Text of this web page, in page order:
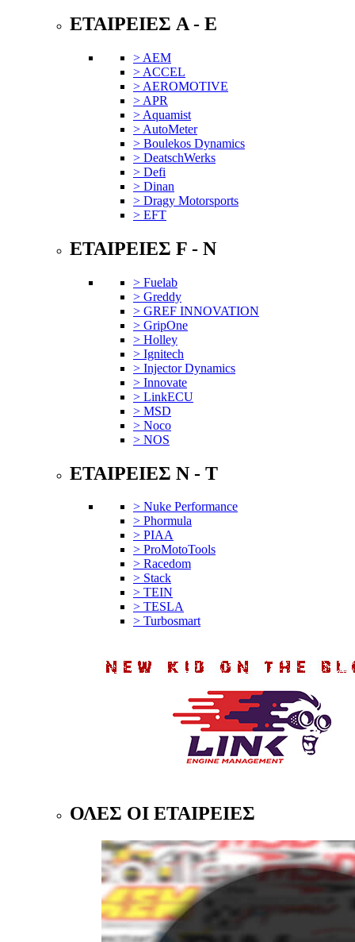
ΕΤΑΙΡΕΙΕΣ A - E
> AEM
> ACCEL
> AEROMOTIVE
> APR
> Aquamist
> AutoMeter
> Boulekos Dynamics
> DeatschWerks
> Defi
> Dinan
> Dragy Motorsports
> EFT
ΕΤΑΙΡΕΙΕΣ F - N
> Fuelab
> Greddy
> GREF INNOVATION
> GripOne
> Holley
> Ignitech
> Injector Dynamics
> Innovate
> LinkECU
> MSD
> Noco
> NOS
ΕΤΑΙΡΕΙΕΣ N - T
> Nuke Performance
> Phormula
> PIAA
> ProMotoTools
> Racedom
> Stack
> TEIN
> TESLA
> Turbosmart
ΟΛΕΣ ΟΙ ΕΤΑΙΡΕΙΕΣ